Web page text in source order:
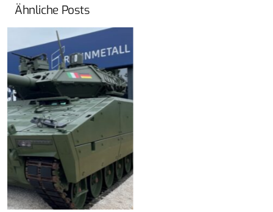
Ähnliche Posts